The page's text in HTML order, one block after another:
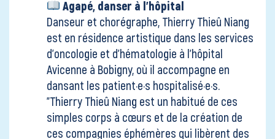
Agapé, danser à l'hôpital
Danseur et chorégraphe, Thierry Thieû Niang
est en résidence artistique dans les services
d’oncologie et d’hématologie à l’hôpital
Avicenne à Bobigny, où il accompagne en
dansant les patient·e·s hospitalisé·e·s.
"Thierry Thieû Niang est un habitué de ces
simples corps à cœurs et de la création de
ces compagnies éphémères qui libèrent des